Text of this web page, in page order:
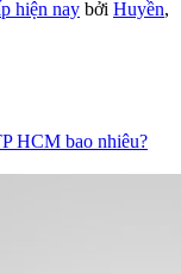
hiện nay bởi Huyền,
HCM bao nhiêu?